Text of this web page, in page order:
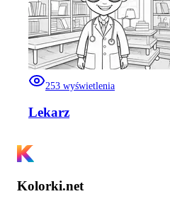
253 wyświetlenia
Lekarz
Kolorki.net